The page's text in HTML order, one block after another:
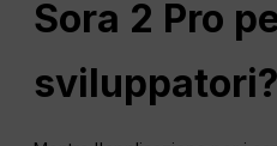
Sora 2 Pro
sviluppatori?